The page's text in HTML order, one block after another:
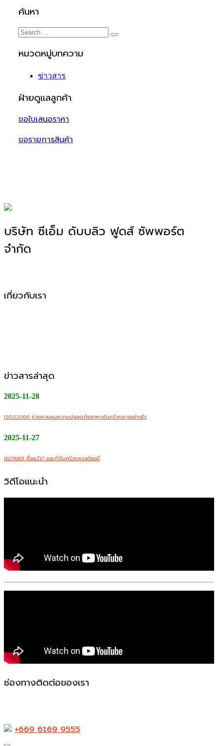
ค้นหา
หมวดหมู่บทความ
ข่าวสาร
ฝ่ายดูแลลูกค้า
ขอใบเสนอราคา
ขอรายการสินค้า
บริษัท ซีเอ็ม ดับบลิว ฟูดส์ ซัพพอร์ต
จำกัด
เกี่ยวกับเรา
ข่าวสารล่าสุด
2025-11-28
ISO22000 ช่วยควบคุมความปลอดภัยอาหารในครัวกลางอย่างไร
2025-11-27
ISO9001 คืออะไร? และทำไมครัวกลางต้องมี
วิดีโอแนะนำ
ช่องทางติดต่อของเรา
+669 6169 9555